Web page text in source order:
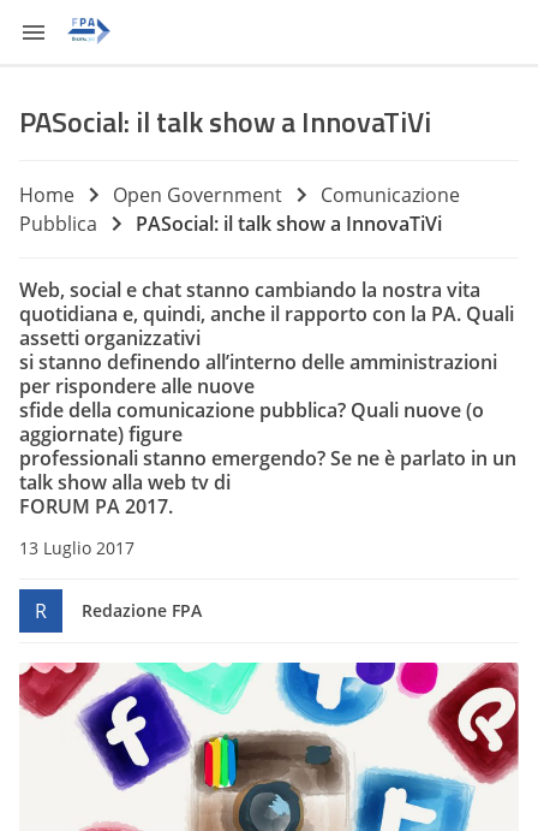
PASocial: il talk show a InnovaTiVi
Home Open Government
Comunicazione
Pubblica
PASocial: il talk show a InnovaTiVi
Web, social e chat stanno cambiando la nostra vita
quotidiana e, quindi, anche il rapporto con la PA. Quali
assetti organizzativi
si stanno definendo all’interno delle amministrazioni
per rispondere alle nuove
sfide della comunicazione pubblica? Quali nuove (o
aggiornate) figure
professionali stanno emergendo? Se ne è parlato in un
talk show alla web tv di
FORUM PA 2017.
13 Luglio 2017
R Redazione FPA